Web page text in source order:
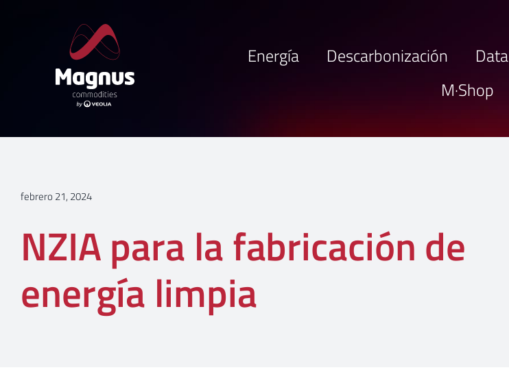
Energía Descarbonización Data
M·Shop
febrero 21, 2024
NZIA para la fabricación de
energía limpia